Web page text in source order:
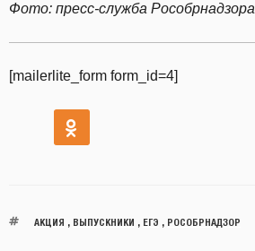
Фото: пресс-служба Рособрнадзора
[mailerlite_form form_id=4]
АКЦИЯ , ВЫПУСКНИКИ , ЕГЭ , РОСОБРНАДЗОР